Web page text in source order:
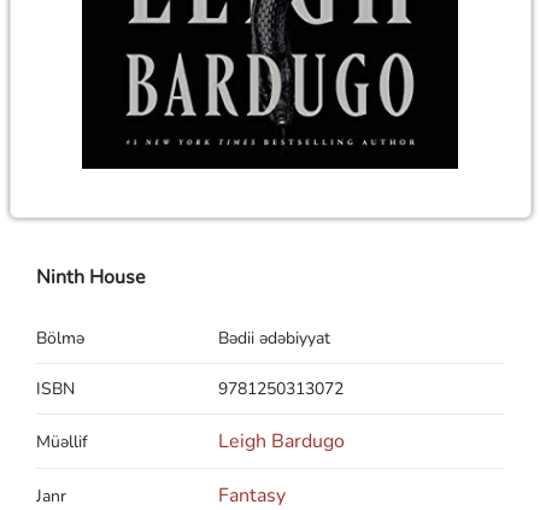
Ninth House
Bölmə Bədii ədəbiyyat
ISBN 9781250313072
Müəllif Leigh Bardugo
Janr Fantasy